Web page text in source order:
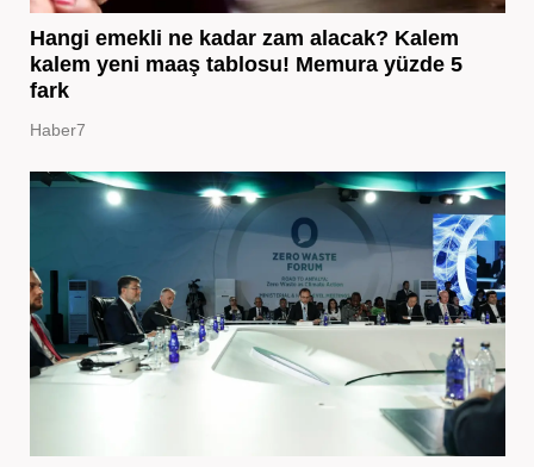
Hangi emekli ne kadar zam alacak? Kalem
kalem yeni maaş tablosu! Memura yüzde 5
fark
Haber7